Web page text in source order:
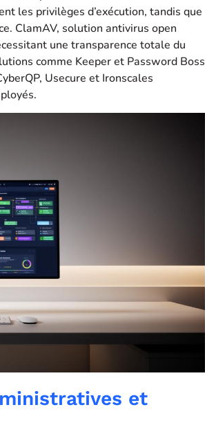
les privilèges d’exécution, tandis que
ClamAV, solution antivirus open
une transparence totale du
comme Keeper et Password Boss
Usecure et Ironscales
et